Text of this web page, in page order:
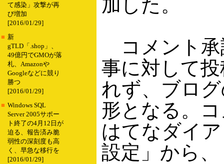
て感染」攻撃が再
び増加
[2016/01/29]
■ 新
gTLD「.shop」、
49億円でGMOが落
札、Amazonや
Googleなどに競り
勝つ
[2016/01/29]
■ Windows SQL
Server 2005サポー
ト終了の4月12日が
迫る、報告済み脆
弱性の深刻度も高
く、早急な移行を
[2016/01/29]
加した。
コメント承
事に対して
れず、ブロ
形となる。
はてなダイ
設定」から